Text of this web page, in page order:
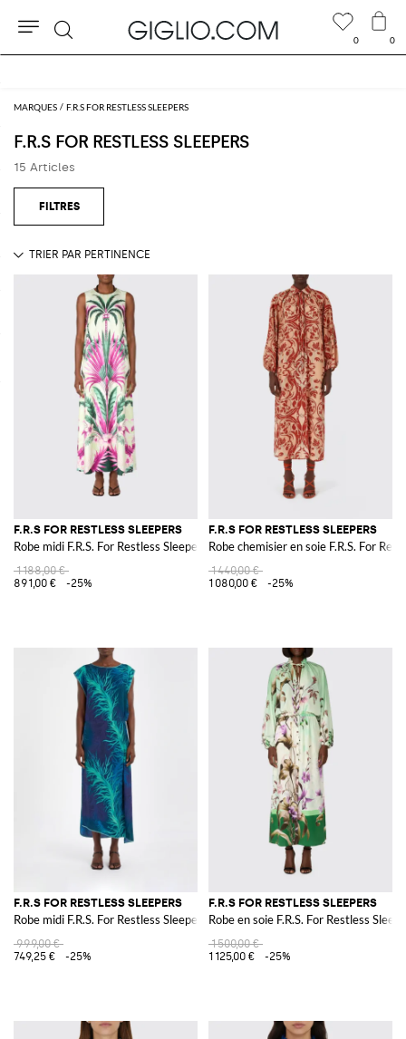
MARQUES F.R.S FOR RESTLESS SLEEPERS
F.R.S FOR RESTLESS SLEEPERS
15 Articles
F.R.S FOR RESTLESS SLEEPERS
Robe midi F.R.S. For Restless Sleepers en soie imprimée
1 188,00 €
891,00 €
-25%
F.R.S FOR RESTLESS SLEEPERS
Robe chemisier en soie F.R.S. For
1 440,00 €
1 080,00 €
-25%
F.R.S FOR RESTLESS SLEEPERS
Robe midi F.R.S. For Restless Sleepers en mélange de soie imprimée
999,00 €
749,25 €
-25%
F.R.S FOR RESTLESS SLEEPERS
Robe en soie F.R.S. For Restless
1 500,00 €
1 125,00 €
-25%
0 0
Rechercher